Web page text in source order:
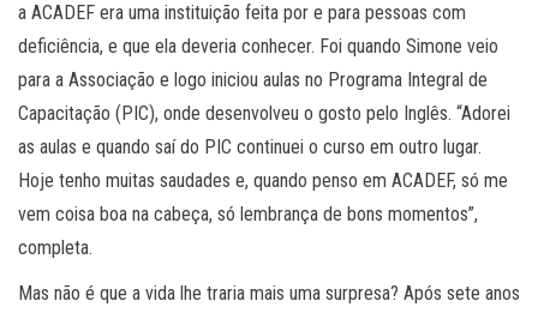
a ACADEF era uma instituição feita por e para pessoas com
deficiência, e que ela deveria conhecer. Foi quando Simone veio
para a Associação e logo iniciou aulas no Programa Integral de
Capacitação (PIC), onde desenvolveu o gosto pelo Inglês. “Adorei
as aulas e quando saí do PIC continuei o curso em outro lugar.
Hoje tenho muitas saudades e, quando penso em ACADEF, só me
vem coisa boa na cabeça, só lembrança de bons momentos”,
completa.
Mas não é que a vida lhe traria mais uma surpresa? Após sete anos